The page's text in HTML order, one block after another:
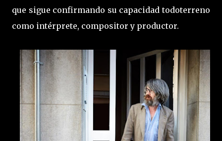
que sigue confirmando su capacidad todoterreno
como intérprete, compositor y productor.